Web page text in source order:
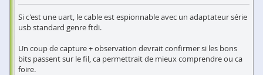
Si c'est une uart, le cable est espionnable avec un adaptateur série
usb standard genre ftdi.
Un coup de capture + observation devrait confirmer si les bons
bits passent sur le fil, ca permettrait de mieux comprendre ou ca
foire.